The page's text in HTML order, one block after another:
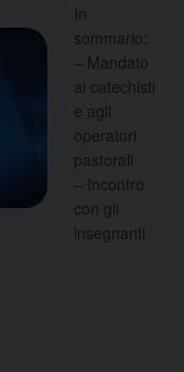
In
sommario:
– Mandato
ai catechisti
e agli
operatori
pastorali
– Incontro
con gli
insegnanti